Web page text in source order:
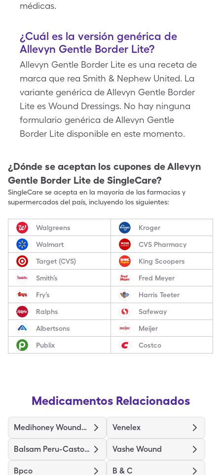
médicas.
¿Cuál es la versión genérica de
Allevyn Gentle Border Lite?
Allevyn Gentle Border Lite es una receta de
marca que rea Smith & Nephew United. La
variante genérica de Allevyn Gentle Border
Lite es Wound Dressings. No hay ninguna
formulario genérica de Allevyn Gentle
Border Lite disponible en este momento.
¿Dónde se aceptan los cupones deAllevyn
Gentle Border Lite de SingleCare?
SingleCare se acepta en la mayoría de las farmacias y
supermercados del país, incluyendo los siguientes:
Walgreens Kroger
Walmart CVS Pharmacy
Target (CVS) King Scoopers
Smith’s Fred Meyer
Fry’s Harris Teeter
Ralphs Safeway
Albertsons Meijer
Publix Costco
Medicamentos Relacionados
Medihoney Wound/Burn Dressing Venelex
Balsam Peru-Castor Oil Vashe Wound
Bpco B & C